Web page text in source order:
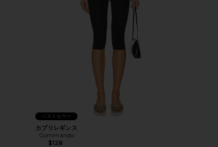
ベストセラー
カプリレギンス
Commando
$128